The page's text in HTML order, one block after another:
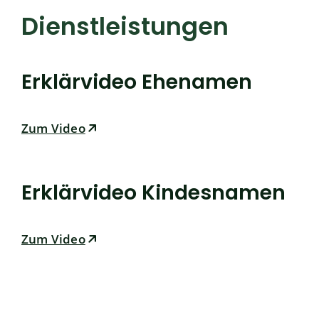
Dienstleistungen
Erklärvideo Ehenamen
Zum Video
Erklärvideo Kindesnamen
Zum Video